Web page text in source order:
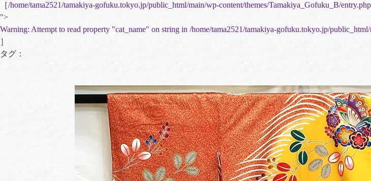
［/home/tama2521/tamakiya-gofuku.tokyo.jp/public_html/main/wp-content/themes/Tamakiya_Gofuku_B/
">
Warning: Attempt to read property "cat_name" on string in /home/tama2521/tamakiya-gofuku.tokyo.jp/
］
タグ：